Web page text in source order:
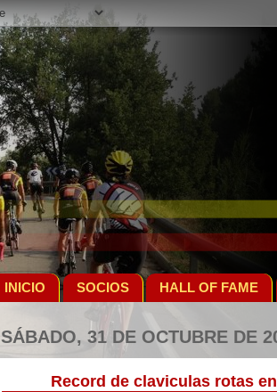
INICIO SOCIOS HALL OF FAME
SÁBADO, 31 DE OCTUBRE DE
Record de claviculas rotas